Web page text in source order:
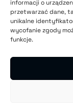
informacji o
przetwarzać dane,
unikalne
wycofanie zgody
funkcje.
Polityka
Mapa strony